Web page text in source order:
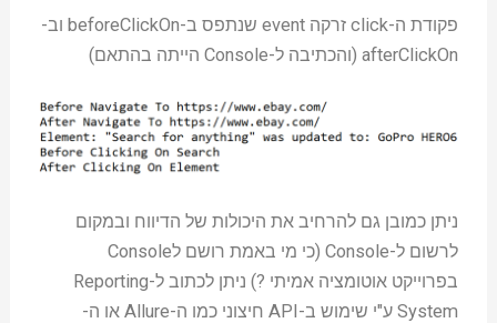
פקודת ה-click זרקה event שנתפס ב-beforeClickOn וב-
afterClickOn (והכתיבה ל-Console הייתה בהתאם)
ניתן כמובן גם להרחיב את היכולות של הדיווח ובמקום
לרשום ל-Console (כי מי באמת רושם לConsole
בפרוייקט אוטומציה אמיתי ?) ניתן לכתוב ל-Reporting
System ע"י שימוש ב-API חיצוני כמו ה-Allure או ה-